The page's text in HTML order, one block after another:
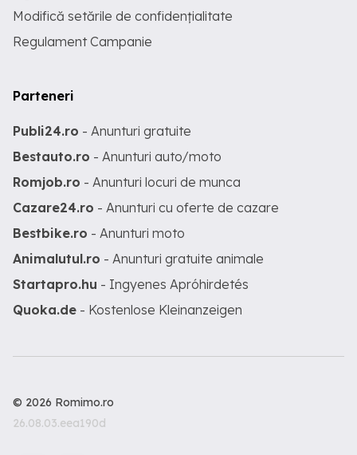
Modifică setările de confidențialitate
Regulament Campanie
Parteneri
Publi24.ro - Anunturi gratuite
Bestauto.ro - Anunturi auto/moto
Romjob.ro - Anunturi locuri de munca
Cazare24.ro - Anunturi cu oferte de cazare
Bestbike.ro - Anunturi moto
Animalutul.ro - Anunturi gratuite animale
Startapro.hu - Ingyenes Apróhirdetés
Quoka.de - Kostenlose Kleinanzeigen
© 2026 Romimo.ro
26.08.03.eea190d